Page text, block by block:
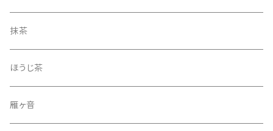
抹茶
ほうじ茶
雁ヶ音